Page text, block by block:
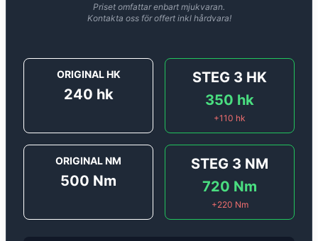
Priset omfattar enbart mjukvaran.
Kontakta oss för offert inkl hårdvara!
ORIGINAL HK
240 hk
STEG 3 HK
350 hk
+110 hk
ORIGINAL NM
500 Nm
STEG 3 NM
720 Nm
+220 Nm